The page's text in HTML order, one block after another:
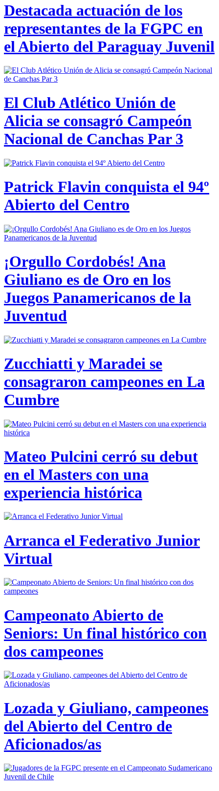
Destacada actuación de los
representantes de la FGPC en
el Abierto del Paraguay Juvenil
El Club Atlético Unión de
Alicia se consagró Campeón
Nacional de Canchas Par 3
Patrick Flavin conquista el 94º
Abierto del Centro
¡Orgullo Cordobés! Ana
Giuliano es de Oro en los
Juegos Panamericanos de la
Juventud
Zucchiatti y Maradei se
consagraron campeones en La
Cumbre
Mateo Pulcini cerró su debut
en el Masters con una
experiencia histórica
Arranca el Federativo Junior
Virtual
Campeonato Abierto de
Seniors: Un final histórico con
dos campeones
Lozada y Giuliano, campeones
del Abierto del Centro de
Aficionados/as